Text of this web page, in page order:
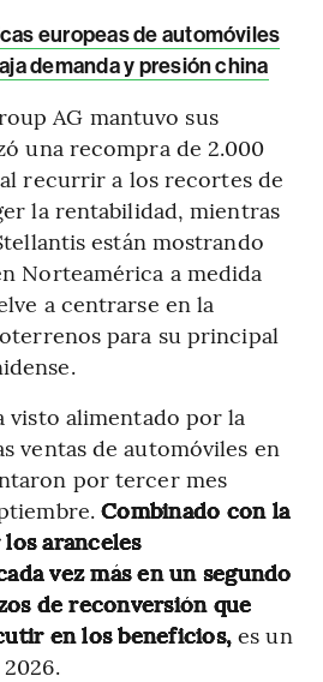
europeas de automóviles
demanda y presión china
AG mantuvo sus
una recompra de 2.000
recurrir a los recortes de
la rentabilidad, mientras
están mostrando
Norteamérica a medida
a centrarse en la
para su principal
visto alimentado por la
ventas de automóviles en
por tercer mes
Combinado con la
aranceles
vez más en un segundo
de reconversión que
en los beneficios, es un